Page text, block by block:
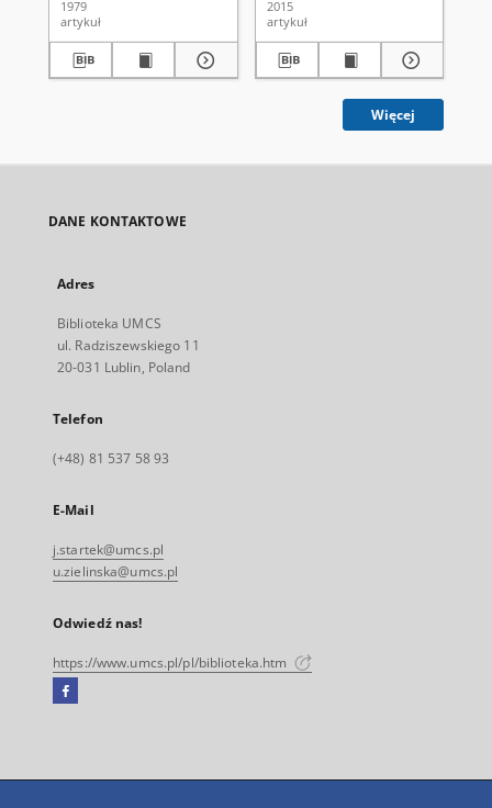
1979
artykuł
2015
artykuł
Więcej
DANE KONTAKTOWE
Adres
Biblioteka UMCS
ul. Radziszewskiego 11
20-031 Lublin, Poland
Telefon
(+48) 81 537 58 93
E-Mail
j.startek@umcs.pl
u.zielinska@umcs.pl
Odwiedź nas!
https://www.umcs.pl/pl/biblioteka.htm
Facebook
się